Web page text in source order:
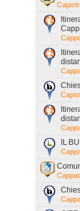
IL